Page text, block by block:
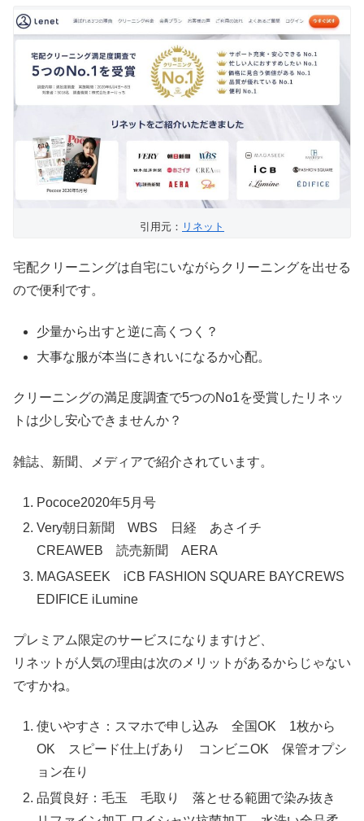
引用元： リネット
宅配クリーニングは自宅にいながらクリーニングを出せる
ので便利です。
少量から出すと逆に高くつく？
大事な服が本当にきれいになるか心配。
クリーニングの満足度調査で5つのNo1を受賞したリネッ
トは少し安心できませんか？
雑誌、新聞、メディアで紹介されています。
Pococe2020年5月号
Very朝日新聞 WBS 日経 あさイチ
CREAWEB 読売新聞 AERA
MAGASEEK iCB FASHION SQUARE BAYCREWS
EDIFICE iLumine
プレミアム限定のサービスになりますけど、
リネットが人気の理由は次のメリットがあるからじゃない
ですかね。
使いやすさ：スマホで申し込み 全国OK 1枚から
OK スピード仕上げあり コンビニOK 保管オプシ
ョン在り
品質良好：毛玉 毛取り 落とせる範囲で染み抜き